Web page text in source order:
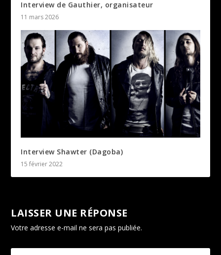
Interview de Gauthier, organisateur
11 mars 2026
Interview Shawter (Dagoba)
15 février 2022
LAISSER UNE RÉPONSE
Votre adresse e-mail ne sera pas publiée.
obligatoires sont indiqués avec